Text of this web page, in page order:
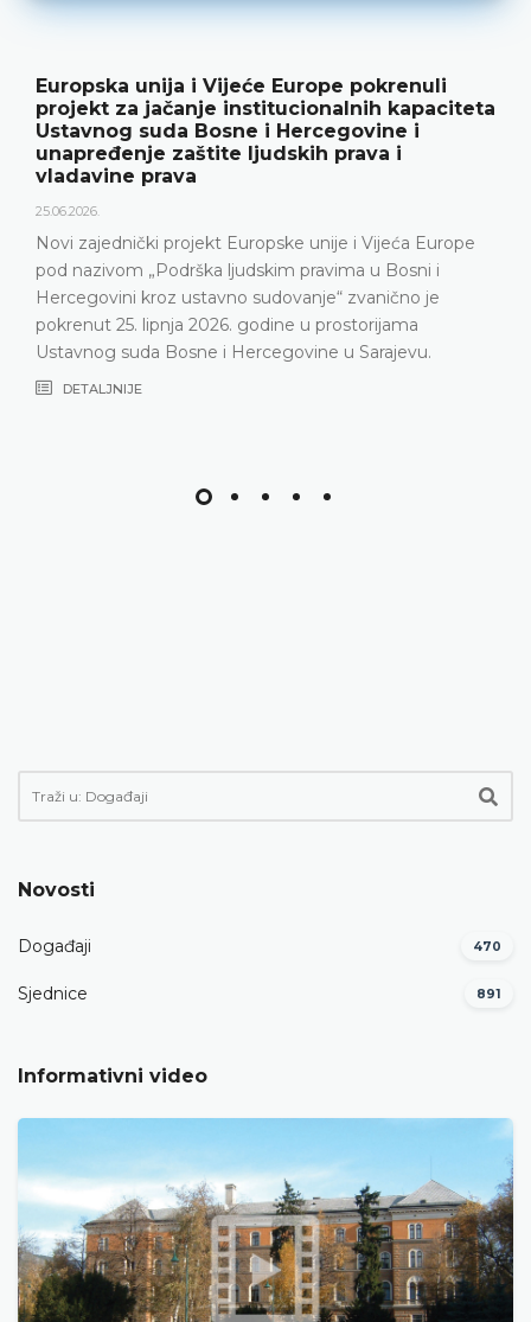
Europska unija i Vijeće Europe pokrenuli
projekt za jačanje institucionalnih kapaciteta
Ustavnog suda Bosne i Hercegovine i
unapređenje zaštite ljudskih prava i
vladavine prava
25.06.2026.
Novi zajednički projekt Europske unije i Vijeća Europe
pod nazivom „Podrška ljudskim pravima u Bosni i
Hercegovini kroz ustavno sudovanje“ zvanično je
pokrenut 25. lipnja 2026. godine u prostorijama
Ustavnog suda Bosne i Hercegovine u Sarajevu.
DETALJNIJE
Novosti
Događaji 470
Sjednice 891
Informativni video